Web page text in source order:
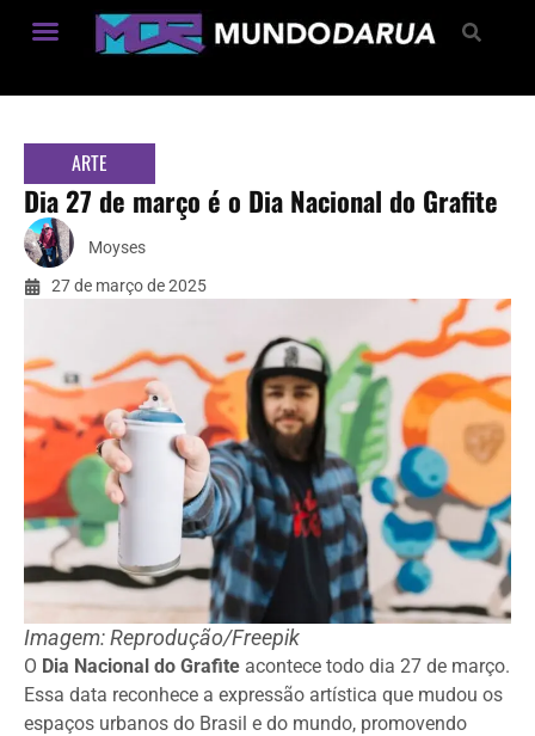
ARTE
Dia 27 de março é o Dia Nacional do Grafite
Moyses
27 de março de 2025
Imagem: Reprodução/Freepik
O Dia Nacional do Grafite acontece todo dia 27 de março.
Essa data reconhece a expressão artística que mudou os
espaços urbanos do Brasil e do mundo, promovendo